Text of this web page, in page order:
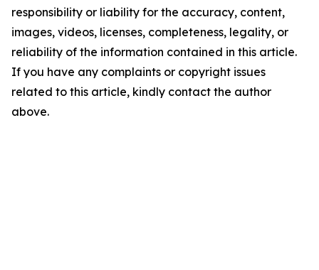
responsibility or liability for the accuracy, content,
images, videos, licenses, completeness, legality, or
reliability of the information contained in this article.
If you have any complaints or copyright issues
related to this article, kindly contact the author
above.